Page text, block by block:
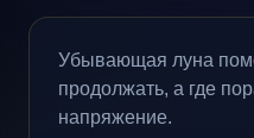
Убывающая луна
продолжать, а где
напряжение.